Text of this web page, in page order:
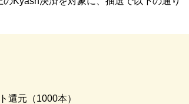
還元（1000本）